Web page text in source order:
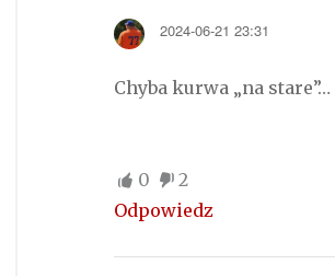
2024-06-21 23:31
Chyba kurwa „na stare”…
0
2
Odpowiedz